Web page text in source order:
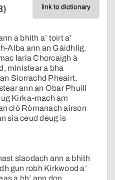
link to dictionary
a bhith a’ toirt a’
Alba ann an Gàidhlig.
Iarla Chorcaigh à
ministear a bha
Siorrachd Pheairt,
ann an Obar Phuill
Kirk a-mach am
clò Ròmanach airson
sia ceud deug is
slaodach ann a bhith
gun robh Kirkwood a’